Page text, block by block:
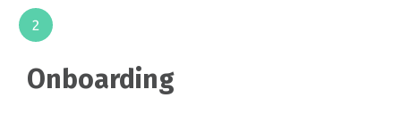
Onboarding